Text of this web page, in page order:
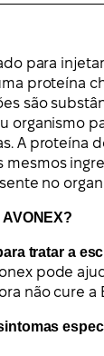
para
proteína
são
organismo
A proteína
mesmos
no
tratar a
pode
não cure a